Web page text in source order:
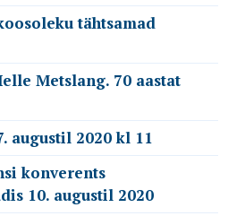
tähtsamad
Metslang. 70 aastat
augustil 2020 kl 11
konverents
10. augustil 2020